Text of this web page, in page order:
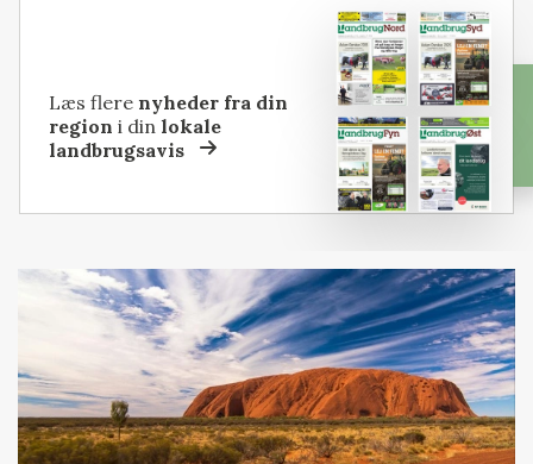
Læs flere nyheder fra din
region i dinlokale
landbrugsavis